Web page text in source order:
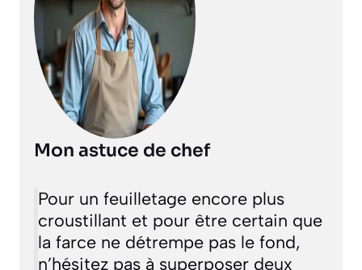
Mon astuce de chef
Pour un feuilletage encore plus
croustillant et pour être certain que
la farce ne détrempe pas le fond,
n’hésitez pas à superposer deux